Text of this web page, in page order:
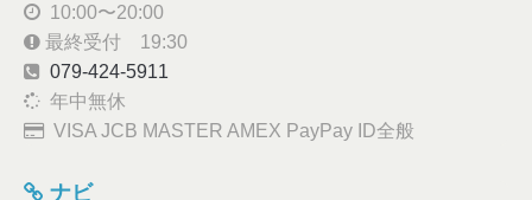
10:00〜20:00
最終受付 19:30
079-424-5911
年中無休
VISA JCB MASTER AMEX PayPay ID全般
ナビ